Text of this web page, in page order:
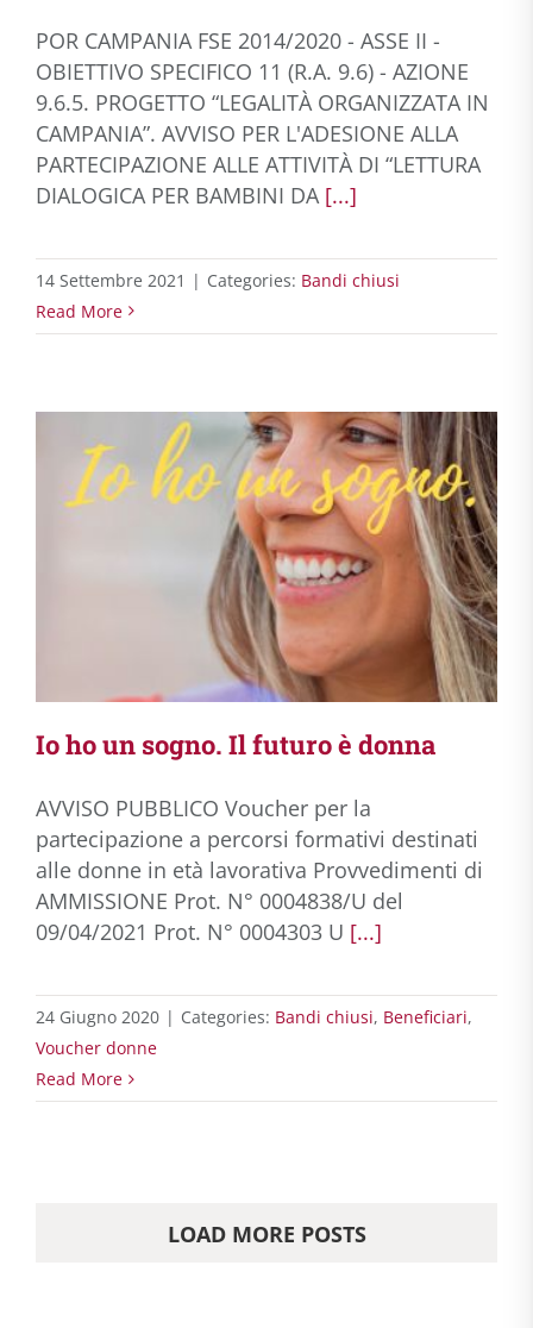
POR CAMPANIA FSE 2014/2020 - ASSE II -
OBIETTIVO SPECIFICO 11 (R.A. 9.6) - AZIONE
9.6.5. PROGETTO “LEGALITÀ ORGANIZZATA IN
CAMPANIA”. AVVISO PER L'ADESIONE ALLA
PARTECIPAZIONE ALLE ATTIVITÀ DI “LETTURA
DIALOGICA PER BAMBINI DA [...]
14 Settembre 2021 | Categories: Bandi chiusi
Read More
Io ho un sogno. Il futuro è donna
AVVISO PUBBLICO Voucher per la
partecipazione a percorsi formativi destinati
alle donne in età lavorativa Provvedimenti di
AMMISSIONE Prot. N° 0004838/U del
09/04/2021 Prot. N° 0004303 U [...]
24 Giugno 2020 | Categories: Bandi chiusi, Beneficiari,
Voucher donne
Read More
LOAD MORE POSTS